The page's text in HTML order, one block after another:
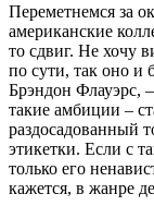
Переметнемся за
американские
то сдвиг. Не хочу
по сути, так оно и
Брэндон Флауэрс,
такие амбиции –
раздосадованный
этикетки. Если с
только его
кажется, в жанре